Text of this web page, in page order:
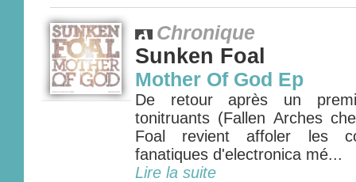
Chronique
Sunken Foal
Mother Of God Ep
De retour après un
tonitruants (Fallen Arches
Foal revient affoler les
fanatiques d'electronica mé...
Lire la suite